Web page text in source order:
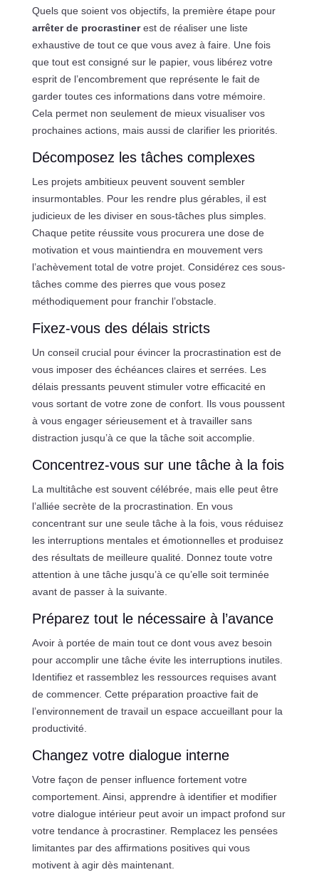
Quels que soient vos objectifs, la première étape pour
arrêter de procrastinerest de réaliser une liste
exhaustive de tout ce que vous avez à faire. Une fois
que tout est consigné sur le papier, vous libérez votre
esprit de l’encombrement que représente le fait de
garder toutes ces informations dans votre mémoire.
Cela permet non seulement de mieux visualiser vos
prochaines actions, mais aussi de clarifier les priorités.
Décomposez les tâches complexes
Les projets ambitieux peuvent souvent sembler
insurmontables. Pour les rendre plus gérables, il est
judicieux de les diviser en sous-tâches plus simples.
Chaque petite réussite vous procurera une dose de
motivation et vous maintiendra en mouvement vers
l’achèvement total de votre projet. Considérez ces sous-
tâches comme des pierres que vous posez
méthodiquement pour franchir l’obstacle.
Fixez-vous des délais stricts
Un conseil crucial pour évincer la procrastination est de
vous imposer des échéances claires et serrées. Les
délais pressants peuvent stimuler votre efficacité en
vous sortant de votre zone de confort. Ils vous poussent
à vous engager sérieusement et à travailler sans
distraction jusqu’à ce que la tâche soit accomplie.
Concentrez-vous sur une tâche à la fois
La multitâche est souvent célébrée, mais elle peut être
l’alliée secrète de la procrastination. En vous
concentrant sur une seule tâche à la fois, vous réduisez
les interruptions mentales et émotionnelles et produisez
des résultats de meilleure qualité. Donnez toute votre
attention à une tâche jusqu’à ce qu’elle soit terminée
avant de passer à la suivante.
Préparez tout le nécessaire à l’avance
Avoir à portée de main tout ce dont vous avez besoin
pour accomplir une tâche évite les interruptions inutiles.
Identifiez et rassemblez les ressources requises avant
de commencer. Cette préparation proactive fait de
l’environnement de travail un espace accueillant pour la
productivité.
Changez votre dialogue interne
Votre façon de penser influence fortement votre
comportement. Ainsi, apprendre à identifier et modifier
votre dialogue intérieur peut avoir un impact profond sur
votre tendance à procrastiner. Remplacez les pensées
limitantes par des affirmations positives qui vous
motivent à agir dès maintenant.